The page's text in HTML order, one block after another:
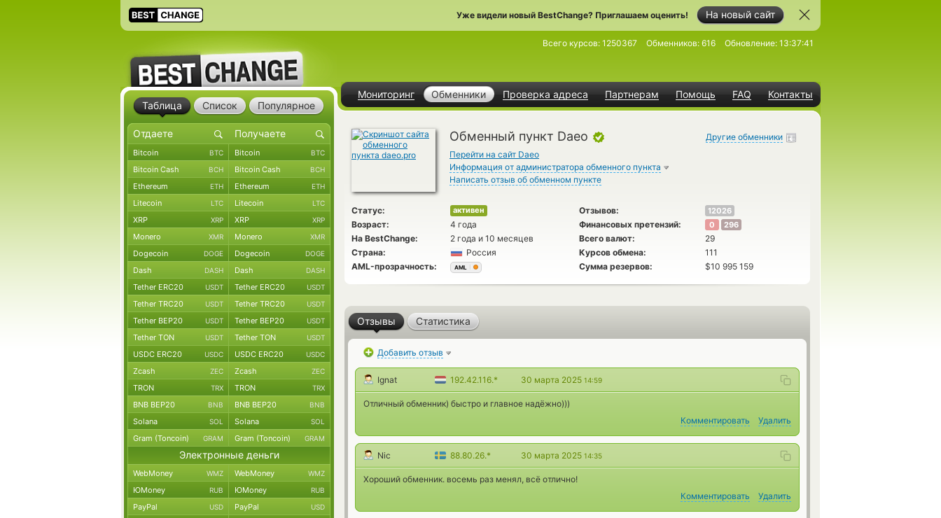
На новый сайт
Уже видели новый BestChange? Приглашаем оценить!
Мониторинг Обменники Проверка адреса Партнерам Помощь FAQ Контакты
Всего курсов: 1250367 Обменников: 616 Обновление: 13:37:41
Обменный пункт Daeo
Перейти на сайт Daeo
Информация от администратора обменного пункта
Написать отзыв об обменном пункте
Другие обменники
Статус: активен Отзывов: 12026
Возраст: 4 года Финансовых претензий: 0 296
На BestChange: 2 года и 10 месяцев Всего валют:
29
Страна:
Россия Курсов обмена:
111
AML-прозрачность:
AML Сумма резервов: $10 995 159
Отзывы Статистика
Добавить отзыв
Ignat 192.42.116.* 30 марта 2025 14:59
Отличный обменник) быстро и главное надёжно)))
Комментировать
Удалить
Nic 88.80.26.* 30 марта 2025 14:35
Хороший обменник. восемь раз менял, всё отлично!
Комментировать
Удалить
Таблица Список Популярное
Bitcoin BTC Bitcoin BTC
Bitcoin Cash BCH Bitcoin Cash BCH
Ethereum ETH Ethereum ETH
Litecoin LTC Litecoin LTC
XRP XRP XRP XRP
Monero XMR Monero XMR
Dogecoin DOGE Dogecoin DOGE
Dash DASH Dash DASH
Tether ERC20 USDT Tether ERC20 USDT
Tether TRC20 USDT Tether TRC20 USDT
Tether BEP20 USDT Tether BEP20 USDT
Tether TON USDT Tether TON USDT
USDC ERC20 USDC USDC ERC20 USDC
Zcash ZEC Zcash ZEC
TRON TRX TRON TRX
BNB BEP20 BNB BNB BEP20 BNB
Solana SOL Solana SOL
Gram (Toncoin) GRAM Gram (Toncoin) GRAM
Электронные деньги
WebMoney WMZ WebMoney WMZ
ЮMoney RUB ЮMoney RUB
PayPal USD PayPal USD